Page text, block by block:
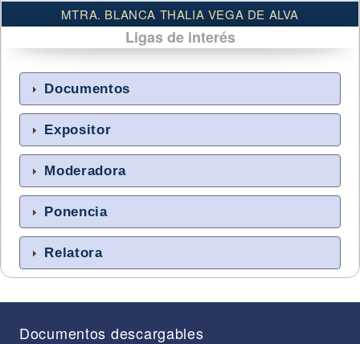
MTRA. BLANCA THALIA VEGA DE ALVA
Ligas de interés
Documentos
Expositor
Moderadora
Ponencia
Relatora
Documentos descargables